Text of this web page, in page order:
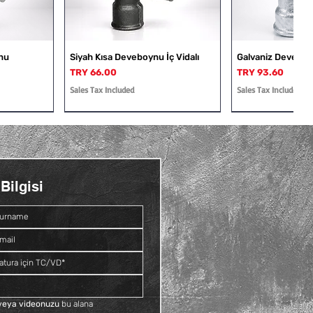
Siyah Kısa Deveboynu İç Vidalı
Price
TRY 66.00
Sales Tax Included
Galvaniz
Price
TRY 93.60
Sales Tax Included
Galvaniz Deveboynu İç ve Dış
Sales Tax Included
Siyah Kruva
Price
TRY 109.20
Sales Tax Included
videonuzu bu alana